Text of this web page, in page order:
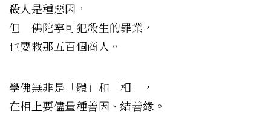
殺人是種惡因，
但 佛陀寧可犯殺生的罪業，
也要救那五百個商人。
學佛無非是「體」和「相」，
在相上要儘量種善因、結善緣。